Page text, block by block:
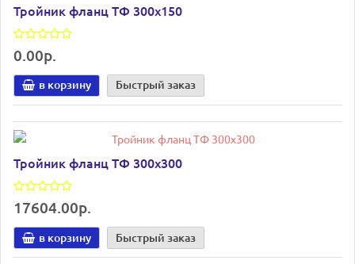
Тройник фланц ТФ 300х150
0.00р.
в корзину Быстрый заказ
Тройник фланц ТФ 300х300
17604.00р.
в корзину Быстрый заказ